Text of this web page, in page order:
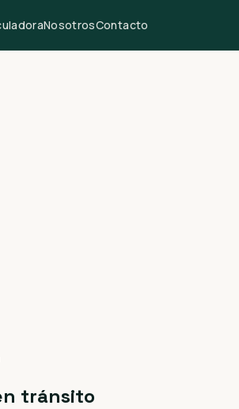
NosotrosContacto
tránsito